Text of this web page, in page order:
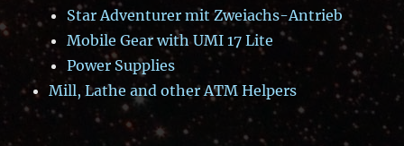
Star Adventurer mit Zweiachs-Antrieb
Mobile Gear with UMI 17 Lite
Power Supplies
Mill, Lathe and other ATM Helpers